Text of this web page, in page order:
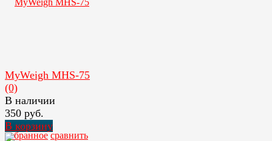
избранное сравнить
MyWeigh MHS-75
(0)
В наличии
350 руб.
В корзину